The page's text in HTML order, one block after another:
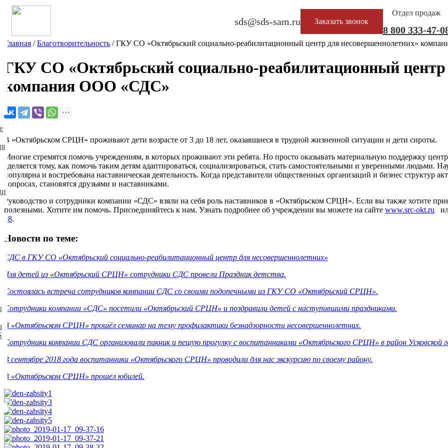
sds@sds-sam.ru Заказать звонок
Отдел продаж
8 800333-47-
Главная /Благотворительность /ГКУ СО «Октябрьский социально-реабилитационный центр для несовершеннолетних»
ГКУ СО «Октябрьский социально-реабилитационный центр
компания ООО «СДС»
В «Октябрьском СРЦН» проживают дети возрасте от 3 до 18 лет, оказавшиеся в трудной жизненной ситуации и дети сироты.
Многие стремятся помочь учреждениям, в которых проживают эти ребята. Но просто оказывать материальную поддержку
уделяется тому, как помочь таким детям адаптироваться, социализироваться, стать самостоятельными и уверенными людьми.
популярна и востребована наставническая деятельность. Когда представители общественных организаций и бизнес
вопросах, становятся друзьями и наставниками.
Руководство и сотрудники компании «СДС» взяли на себя роль наставников в «Октябрьском СРЦН». Если вы также хотите
полезными. Хотите им помочь. Присоединяйтесь к нам. Узнать подробнее об учреждении вы можете на сайте www.src-okt.ru
08.
Новости по теме:
СДС в ГKУ CO «Oктябpьcкий coциaльнo-peaбилитaциoнный цeнтp для нecoвepшeннoлeтниx»
Для детей из «Oктябpьcкий CPЦH» сотрудники СДС провели Праздник детства.
Состоялась встреча сотрудников компании СДС со своими подопечными из ГKУ CO «Oктябpьcкий CPЦH».
Coтpудники кoмпaнии «CДC» посетили «Oктябpьcкий CPЦH» и поздравили детей с наступившими праздниками.
В «Октябрьском СРЦН» прошёл семинар на тему профилактики безнадзорности несовершеннолетних.
Сотрудники компании СДС организовали пикник и пешую прогулку с воспитанниками «Октябрьского СРЦН» в район Усковской
В сентябре 2018 года воспитанники «Октябрьского СРЦН» проводили для нас экскурсию по своему району.
В «Октябрьском СРЦН» прошел юбилей.